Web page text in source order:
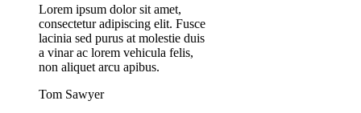
Lorem ipsum dolor sit amet,
consectetur adipiscing elit. Fusce
lacinia sed purus at molestie duis
a vinar ac lorem vehicula felis,
non aliquet arcu apibus.
Tom Sawyer